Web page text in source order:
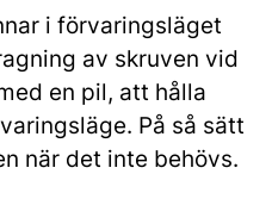
i förvaringsläget
av skruven vid
en pil, att hålla
På så sätt
när det inte behövs.